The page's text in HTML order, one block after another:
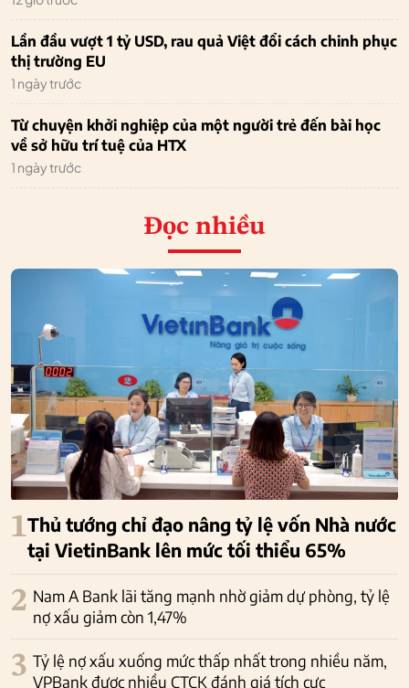
Lần đầu vượt 1 tỷ USD, rau quả Việt đổi cách chinh phục
thị trường EU
1 ngày trước
Từ chuyện khởi nghiệp của một người trẻ đến bài học
về sở hữu trí tuệ của HTX
1 ngày trước
Đọc nhiều
1Thủ tướng chỉ đạo nâng tỷ lệ vốn Nhà nước
tại VietinBank lên mức tối thiểu 65%
2 Nam A Bank lãi tăng mạnh nhờ giảm dự phòng, tỷ lệ
nợ xấu giảm còn 1,47%
3 Tỷ lệ nợ xấu xuống mức thấp nhất trong nhiều năm,
VPBank được nhiều CTCK đánh giá tích cực